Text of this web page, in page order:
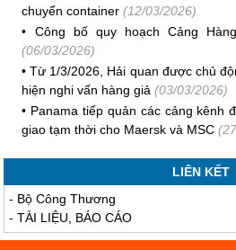
chuyển container (12/03/2026)
• Công bố quy hoạch Cảng
(06/03/2026)
•Từ 1/3/2026, Hải quan được chủ
hiện nghi vấn hàng giả (03/03/2026)
• Panama tiếp quản các cảng kênh
giao tạm thời cho Maersk và MSC
LIÊN KẾT
- Bộ Công Thương
-TÀI LIỆU, BÁO CÁO